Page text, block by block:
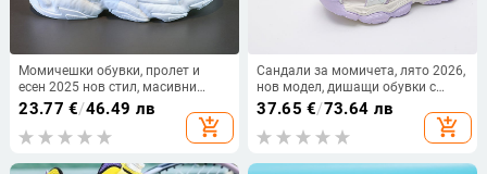
Момичешки обувки, пролет и
есен 2025 нов стил, масивни
маратонки, спортни обувки за
момичета и по-големи момичета,
детски мрежести обувки.
23.77 €/46.49 лв
add_shopping_cart
Сандали за момичета, лято 2026,
нов модел, дишащи обувки с
копчета от мрежа, детски
спортни плажни обувки, обувки
за водни преходи със затворени
37.65 €/73.64 лв
add_shopping_cart